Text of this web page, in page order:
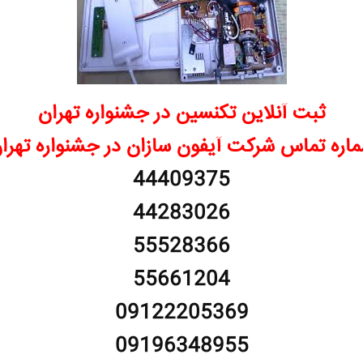
ثبت آنلاین تکنسین در جشنواره تهران
تماس شرکت آیفون سازان در جشنواره
44409375
44283026
55528366
55661204
09122205369
09196348955